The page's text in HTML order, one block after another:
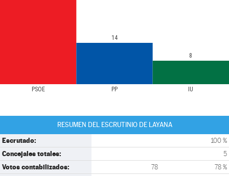
PSOE PP IU
14
8
RESUMEN DEL ESCRUTINIO DE LAYANA
Escrutado: 100 %
Concejales totales: 5
Votos contabilizados: 78 78 %